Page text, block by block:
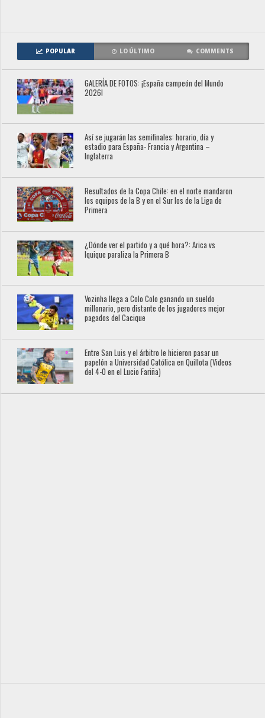
POPULAR LO ÚLTIMO COMMENTS
GALERÍA DE FOTOS: ¡España campeón del Mundo
2026!
Así se jugarán las semifinales: horario, día y
estadio para España- Francia y Argentina –
Inglaterra
Resultados de la Copa Chile: en el norte mandaron
los equipos de la B y en el Sur los de la Liga de
Primera
¿Dónde ver el partido y a qué hora?: Arica vs
Iquique paraliza la Primera B
Vozinha llega a Colo Colo ganando un sueldo
millonario, pero distante de los jugadores mejor
pagados del Cacique
Entre San Luis y el árbitro le hicieron pasar un
papelón a Universidad Católica en Quillota (Videos
del 4-0 en el Lucio Fariña)